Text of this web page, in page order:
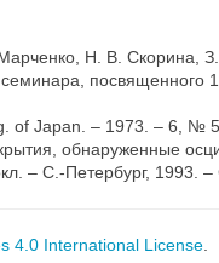
Н. В.
посвященного
of Japan. – 1973. – 6, № 5
обнаруженные
– С.-Петербург, 1993. –
4.0 International License